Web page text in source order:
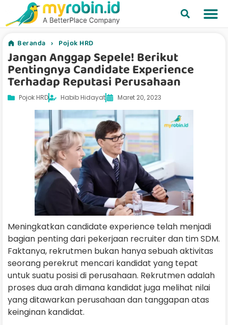
Beranda › Pojok HRD
Jangan Anggap Sepele! Berikut
Pentingnya Candidate Experience
Terhadap Reputasi Perusahaan
Pojok HRD Habib Hidayat Maret 20, 2023
Meningkatkan candidate experience telah menjadi
bagian penting dari pekerjaan recruiter dan tim SDM.
Faktanya, rekrutmen bukan hanya sebuah aktivitas
seorang perekrut mencari kandidat yang tepat
untuk suatu posisi di perusahaan. Rekrutmen adalah
proses dua arah dimana kandidat juga melihat nilai
yang ditawarkan perusahaan dan tanggapan atas
keinginan kandidat.